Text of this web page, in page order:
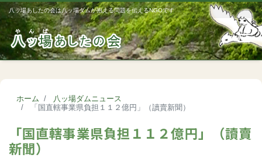
八ッ場あしたの会は八ッ場ダムが抱える問題を伝えるNGOです
ホーム
八ッ場ダムニュース
「国直轄事業県負担１１２億円」（讀賣新聞）
「国直轄事業県負担１１２億円」（讀賣
新聞）